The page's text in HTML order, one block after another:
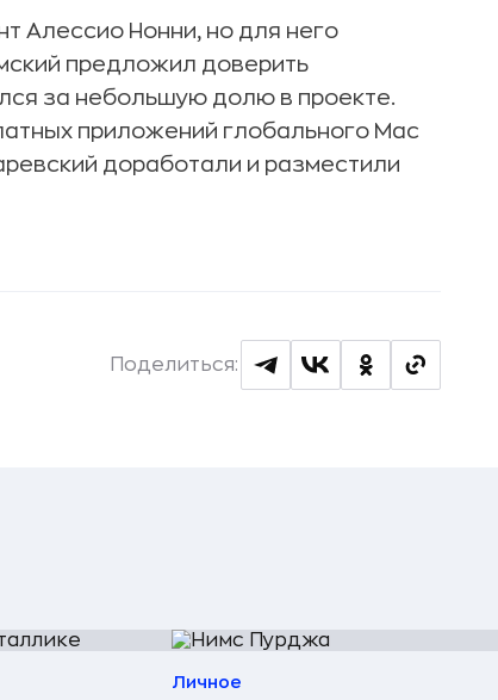
Алессио Нонни, но для него
предложил доверить
за небольшую долю в проекте.
приложений глобального Mac
доработали и разместили
Поделиться:
Личное